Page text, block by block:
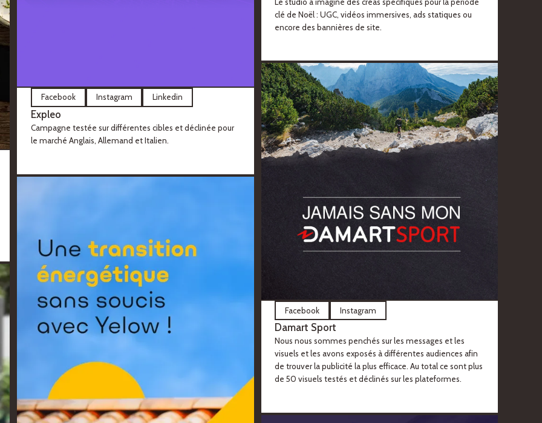
Facebook Instagram Linkedin
Expleo
Campagne testée sur différentes cibles et déclinée pour
le marché Anglais, Allemand et Italien.
clé de Noël : UGC, vidéos immersives, ads statiques ou
encore des bannières de site.
Facebook Instagram
Damart Sport
Nous nous sommes penchés sur les messages et les
visuels et les avons exposés à différentes audiences afin
de trouver la publicité la plus efficace. Au total ce sont plus
de 50 visuels testés et déclinés sur les plateformes.